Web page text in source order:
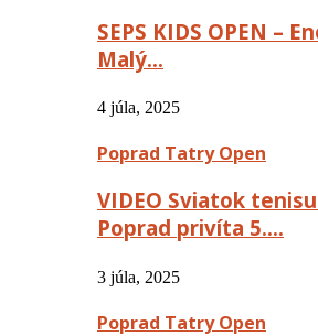
SEPS KIDS OPEN –
Malý…
4 júla, 2025
Poprad Tatry Open
VIDEO Sviatok
Poprad privíta 5….
3 júla, 2025
Poprad Tatry Open